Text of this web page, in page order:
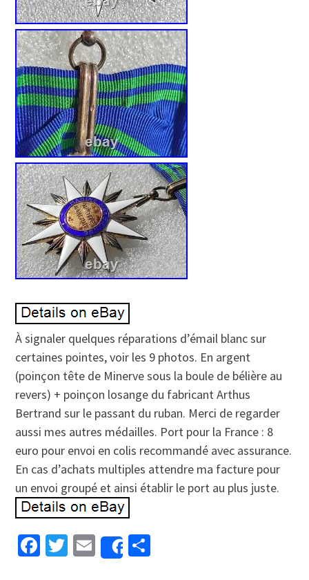
À signaler quelques réparations d’émail blanc sur
certaines pointes, voir les 9 photos. En argent
(poinçon tête de Minerve sous la boule de bélière au
revers) + poinçon losange du fabricant Arthus
Bertrand sur le passant du ruban. Merci de regarder
aussi mes autres médailles. Port pour la France : 8
euro pour envoi en colis recommandé avec assurance.
En cas d’achats multiples attendre ma facture pour
un envoi groupé et ainsi établir le port au plus juste.
Facebook
Twitter
EmailShare